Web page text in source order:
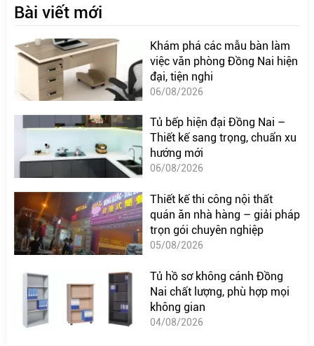
Bài viết mới
Khám phá các mẫu bàn làm
việc văn phòng Đồng Nai hiện
đại, tiện nghi
06/08/2026
Tủ bếp hiện đại Đồng Nai –
Thiết kế sang trọng, chuẩn xu
hướng mới
06/08/2026
Thiết kế thi công nội thất
quán ăn nhà hàng – giải pháp
trọn gói chuyên nghiệp
05/08/2026
Tủ hồ sơ không cánh Đồng
Nai chất lượng, phù hợp mọi
không gian
04/08/2026